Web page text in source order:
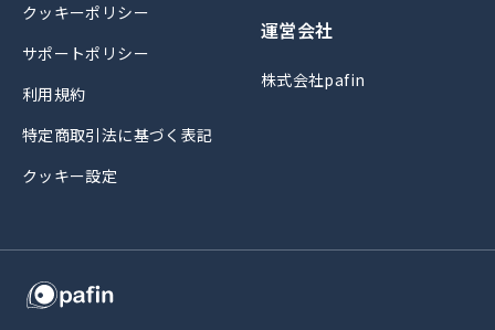
クッキーポリシー
サポートポリシー
利用規約
特定商取引法に基づく表記
クッキー設定
運営会社
株式会社pafin